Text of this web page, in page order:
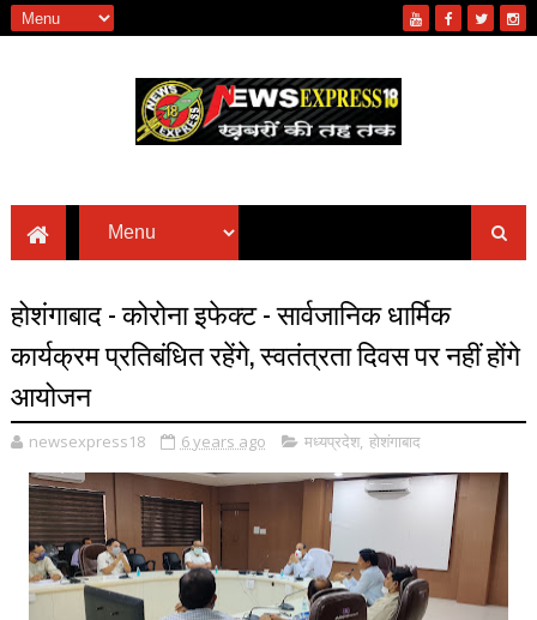
होशंगाबाद - कोरोना इफेक्ट - सार्वजानिक धार्मिक
कार्यक्रम प्रतिबंधित रहेंगे, स्वतंत्रता दिवस पर नहीं होंगे
आयोजन
newsexpress18 6 years ago मध्यप्रदेश, होशंगाबाद